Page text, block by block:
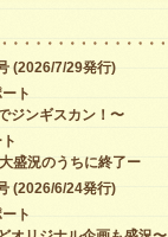
(2026/7/29発行)
ト
ジンギスカン！〜
盛況のうちに終了ー
(2026/6/24発行)
ト